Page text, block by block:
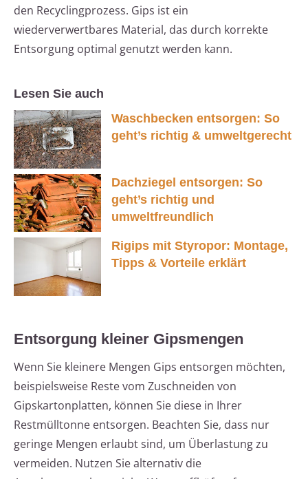
den Recyclingprozess. Gips ist ein
wiederverwertbares Material, das durch korrekte
Entsorgung optimal genutzt werden kann.
Lesen Sie auch
Waschbecken entsorgen: So
geht’s richtig & umweltgerecht
Dachziegel entsorgen: So
geht’s richtig und
umweltfreundlich
Rigips mit Styropor: Montage,
Tipps & Vorteile erklärt
Entsorgung kleiner Gipsmengen
Wenn Sie kleinere Mengen Gips entsorgen möchten,
beispielsweise Reste vom Zuschneiden von
Gipskartonplatten, können Sie diese in Ihrer
Restmülltonne entsorgen. Beachten Sie, dass nur
geringe Mengen erlaubt sind, um Überlastung zu
vermeiden. Nutzen Sie alternativ die